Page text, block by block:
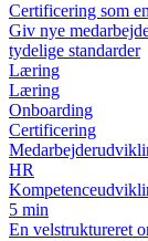
Certificering som
Giv nye
tydelige standarder
Læring
Læring
Onboarding
Certificering
HR
5 min
En velstruktureret